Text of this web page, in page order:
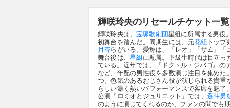
輝咲玲央のリセールチケット一覧
輝咲玲央は、 宝塚歌劇団星組に所属する男役
初舞台を踏んだ。同期生には、元花組 トップ
月杏らがいる。愛称は、「レオ」「サム」
舞台後は、星組 に配属。下級生時代は目立っ
ている。近年では、『ドクトル・ジバゴ』の
など、年配の男性役を多数演じ注目を集め
つ。色気のあるおじさん役が演じられる貴
らしい濃く熱いパフォーマンスで客席を魅
公演『ロミオとジュリエット』では、 遥斗勇
のように演じてくれるのか、ファンの間でも